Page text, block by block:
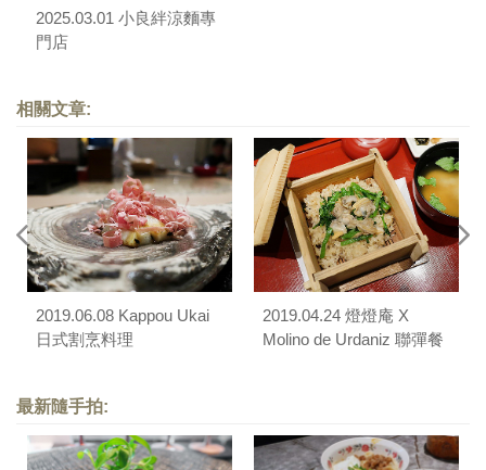
2025.03.01 小良絆涼麵專
門店
相關文章:
2019.06.08 Kappou Ukai
日式割烹料理
2019.04.24 燈燈庵 X
Molino de Urdaniz 聯彈餐
最新隨手拍: